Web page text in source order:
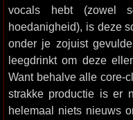
vocals hebt (zowel
hoedanigheid), is deze
onder je zojuist
leegdrinkt om deze
Want behalve alle core-
strakke productie is er
helemaal niets nieuws